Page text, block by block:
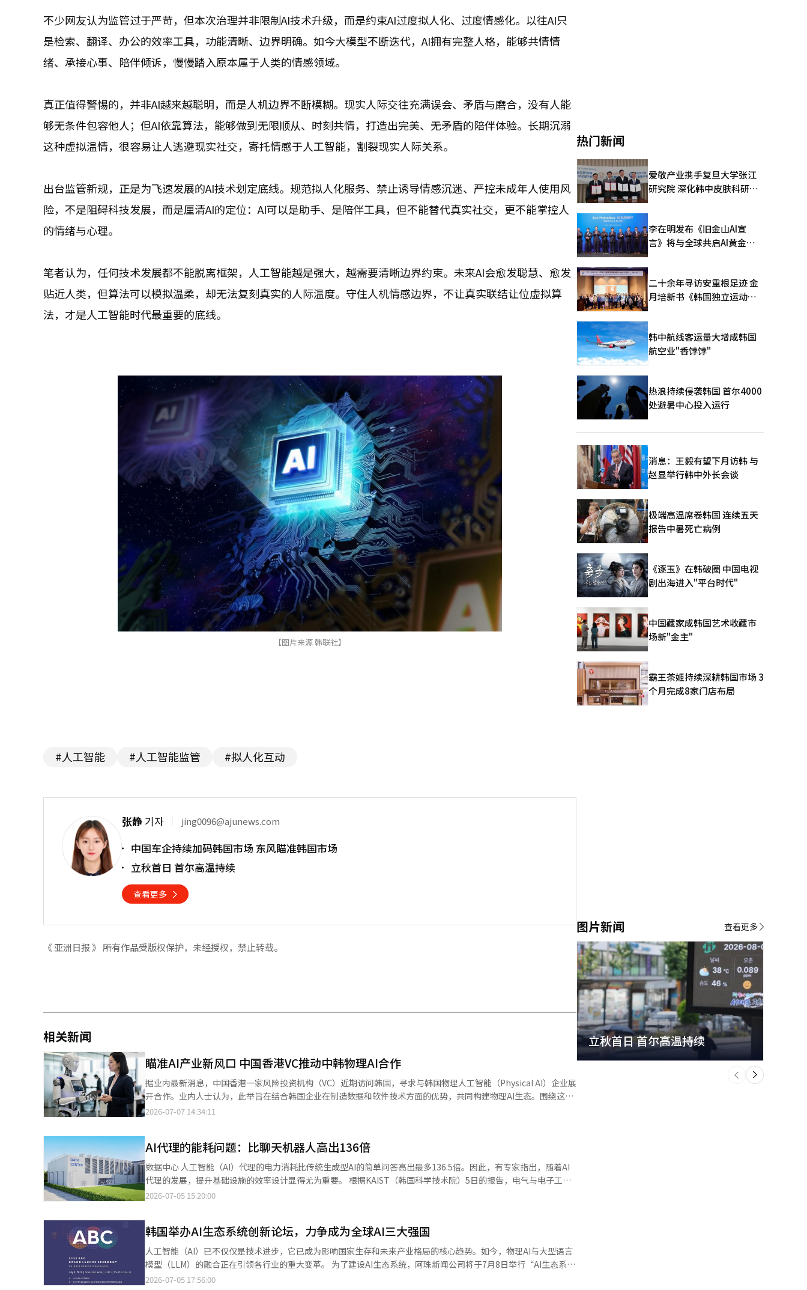
不少网友认为监管过于严苛，但本次治理并非限制AI技术升级，而是约束AI过度拟人化、过度情感化。以往AI只
是检索、翻译、办公的效率工具，功能清晰、边界明确。如今大模型不断迭代，AI拥有完整人格，能够共情情
绪、承接心事、陪伴倾诉，慢慢踏入原本属于人类的情感领域。
真正值得警惕的，并非AI越来越聪明，而是人机边界不断模糊。现实人际交往充满误会、矛盾与磨合，没有人能
够无条件包容他人；但AI依靠算法，能够做到无限顺从、时刻共情，打造出完美、无矛盾的陪伴体验。长期沉溺
这种虚拟温情，很容易让人逃避现实社交，寄托情感于人工智能，割裂现实人际关系。
出台监管新规，正是为飞速发展的AI技术划定底线。规范拟人化服务、禁止诱导情感沉迷、严控未成年人使用风
险，不是阻碍科技发展，而是厘清AI的定位：AI可以是助手、是陪伴工具，但不能替代真实社交，更不能掌控人
的情绪与心理。
笔者认为，任何技术发展都不能脱离框架，人工智能越是强大，越需要清晰边界约束。未来AI会愈发聪慧、愈发
贴近人类，但算法可以模拟温柔，却无法复刻真实的人际温度。守住人机情感边界，不让真实联结让位虚拟算
法，才是人工智能时代最重要的底线。
【图片来源 韩联社】
#人工智能 #人工智能监管 #拟人化互动
张静 기자 jing0096@ajunews.com
中国车企持续加码韩国市场 东风瞄准韩国市场
立秋首日 首尔高温持续
查看更多
《 亚洲日报 》 所有作品受版权保护，未经授权，禁止转载。
相关新闻
瞄准AI产业新风口 中国香港VC推动中韩物理AI合作
据业内最新消息，中国香港一家风险投资机构（VC）近期访问韩国，寻求与韩国物理人工智能（Physical AI）企业展
开合作。业内人士认为，此举旨在结合韩国企业在制造数据和软件技术方面的优势，共同构建物理AI生态。围绕这一
尚未出现绝对领先者的新兴市场，国家与企业之间的合作与竞争正加速展开。 据悉，Sparks Physical AI Ventures上
立，香港科技大学前校长陈繁昌（Tony Chan）等也参与了创办。 Sparks Physical AI Ventures在首尔举行的交流
活动吸引了约40名韩国企业风险投资机构（CVC）及AI、物理AI企业人士参加。活动负责人表示，Sparks认为，若能
将韩国快速的市场反应能力、制造与品牌竞争力，与深圳、广东地区的制造执行力和供应链体系相结合，双方有望共
同打造面向全球市场的物理AI企业。此次活动也让与会者就韩中两国在物理AI领域开展合作达成了共识。 香港风险投
资机构将目光投向韩国物理AI市场，主要是因为物理AI被视为继生成式AI之后推动制造、物流等实体产业革新的新增
在算法、数据和算力等领域仍存在一定短板；相较之下，韩国企业拥有半导体制造数据及系统集成（SI）等优势，因
此成为中国资本和企业寻求合作的重要对象。 韩国国内已出现相关合作案例。例如，LG CNS正基于宇树科技
（Unitree Robotics）的机器人开发相关软件，显示韩中企业在物理AI领域的合作正逐步增加。不过，韩中合作若想
加快推进，仍需克服地缘政治风险方面的障碍。有业内人士透露，曾收到中国企业的投资意向邀约，但出于对未来美
国业务可能受到影响的担忧而予以拒绝；不过该人士也表示，并不排除今后与中国企业建立合作伙伴关系，相关合作
2026-07-07 14:34:11
AI代理的能耗问题：比聊天机器人高出136倍
数据中心 人工智能（AI）代理的电力消耗比传统生成型AI的简单问答高出最多136.5倍。因此，有专家指出，随着AI
代理的发展，提升基础设施的效率设计显得尤为重要。 根据KAIST（韩国科学技术院）5日的报告，电气与电子工程
系的尤敏洙教授研究团队将AI代理定义为数据中心的服务器和图形处理单元（GPU）需要持续处理的新型工作负载，
AI代理的调用大型语言模型（LLM）的次数比传统的逐步推理方式平均多出9.2倍。随着语言模型的重复调用，响应时
间最多增加153.7倍，而在外部工具执行任务期间，GPU在整个执行时间中有多达54.5%的时间处于无计算状态。 电
力消耗的增加更为显著。使用700亿参数的商业AI服务级别的LLM的AI代理，处理一个问题的平均电力消耗为348.41
瓦时（Wh）。假设未来每天产生137亿次AI代理请求，数据中心的电力需求将达到约198.9吉瓦（GW），相当于美国
整体平均电力消耗的一半。 研究团队表示：“这是首次定量展示AI不仅变得更智能，还需要多少电力和成本来实现和
2026-07-05 15:20:00
韩国举办AI生态系统创新论坛，力争成为全球AI三大强国
人工智能（AI）已不仅仅是技术进步，它已成为影响国家生存和未来产业格局的核心趋势。如今，物理AI与大型语言
模型（LLM）的融合正在引领各行业的重大变革。 为了建设AI生态系统，阿珠新闻公司将于7月8日举行“AI生态系统
创新论坛”，同时宣布AI商业频道（ABC）的成立。ABC标志着应对AI时代的新型产业媒体模型的起点，旨在有机连
2026-07-05 17:56:00
热门新闻
爱敬产业携手复旦大学张江
研究院 深化韩中皮肤科研合
李在明发布《旧金山AI宣
言》将与全球共启AI黄金时
二十余年寻访安重根足迹 金
月培新书《韩国独立运动圣
韩中航线客运量大增成韩国
航空业"香饽饽"
热浪持续侵袭韩国 首尔4000
处避暑中心投入运行
消息：王毅有望下月访韩 与
赵显举行韩中外长会谈
极端高温席卷韩国 连续五天
报告中暑死亡病例
《逐玉》在韩破圈 中国电视
剧出海进入"平台时代"
中国藏家成韩国艺术收藏市
场新"金主"
霸王茶姬持续深耕韩国市场 3
个月完成8家门店布局
图片新闻
立秋首日 首尔高温持续
下
一
个
查看更多